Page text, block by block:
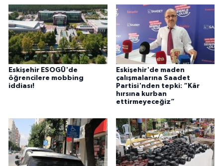
Eskişehir ESOGÜ'de
öğrencilere mobbing
iddiası!
Eskişehir'de maden
çalışmalarına Saadet
Partisi'nden tepki: “Kâr
hırsına kurban
ettirmeyeceğiz”